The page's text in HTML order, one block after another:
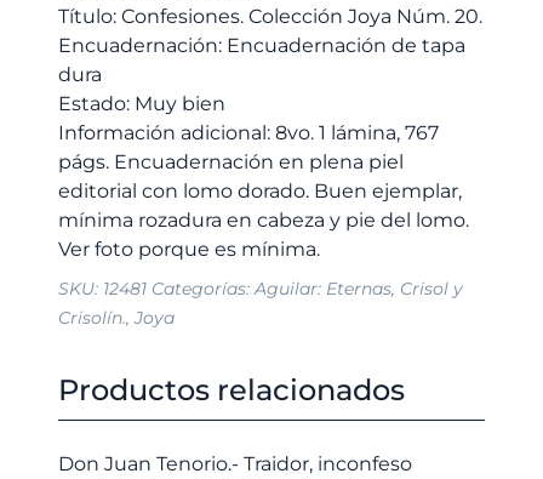
Título: Confesiones. Colección Joya Núm. 20.
Encuadernación: Encuadernación de tapa
dura
Estado: Muy bien
Información adicional: 8vo. 1 lámina, 767
págs. Encuadernación en plena piel
editorial con lomo dorado. Buen ejemplar,
mínima rozadura en cabeza y pie del lomo.
SKU: 12481 Categorías:Aguilar: Eternas, Crisol y
Crisolín.,Joya
Productos relacionados
Don Juan Tenorio.- Traidor, inconfeso